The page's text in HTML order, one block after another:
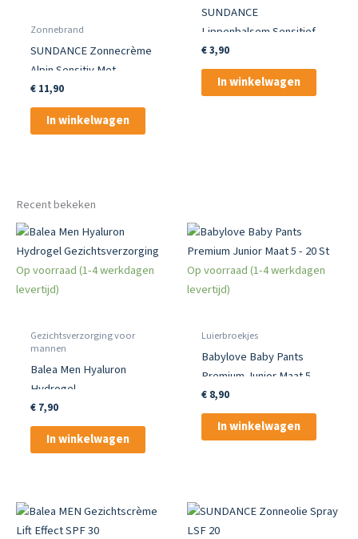
Zonnebrand
SUNDANCE Zonnecrème
Alpin Sensitiv Met
Koudebescherming SPF
50 50 ml
€11,90
In winkelwagen
SUNDANCE
Lippenbalsem Sensitief
SPF 50
€3,90
In winkelwagen
Recent bekeken
Op voorraad (1-4 werkdagen
levertijd)
Gezichtsverzorging voor
mannen
Balea Men Hyaluron
Hydrogel
Gezichtsverzorging
€7,90
In winkelwagen
Op voorraad (1-4 werkdagen
levertijd)
Luierbroekjes
Babylove Baby Pants
Premium Junior Maat 5 –
20 St
€8,90
In winkelwagen